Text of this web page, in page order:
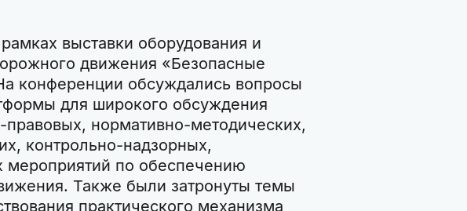
выставки оборудования и
движения «Безопасные
конференции обсуждались вопросы
для широкого обсуждения
нормативно-методических,
контрольно-надзорных,
мероприятий по обеспечению
Также были затронуты темы
практического механизма